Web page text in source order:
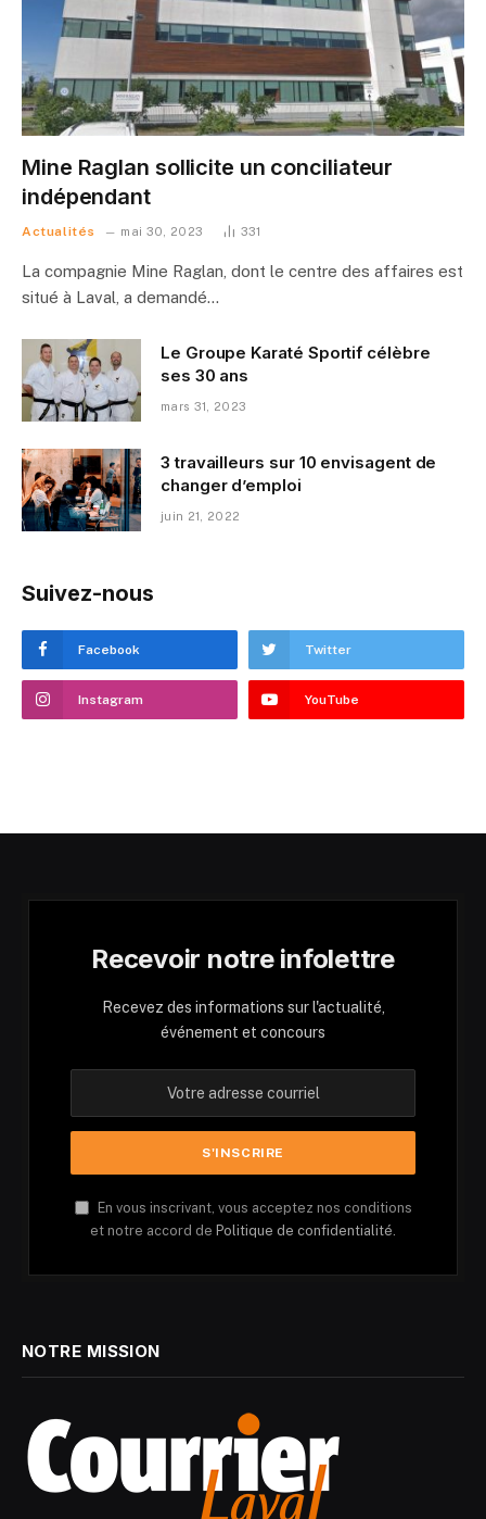
Mine Raglan sollicite un conciliateur
indépendant
Actualités mai 30, 2023 331
La compagnie Mine Raglan, dont le centre des affaires est
situé à Laval, a demandé…
Le Groupe Karaté Sportif célèbre
ses 30 ans
mars 31, 2023
3 travailleurs sur 10 envisagent de
changer d’emploi
juin 21, 2022
Suivez-nous
Facebook Twitter
Instagram YouTube
Recevoir notre infolettre
Recevez des informations sur l'actualité,
événement et concours
En vous inscrivant, vous acceptez nos conditions
et notre accord de Politique de confidentialité.
NOTRE MISSION